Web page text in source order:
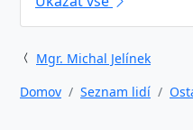
Mgr. Michal Jelínek
Domov
Seznam lidí